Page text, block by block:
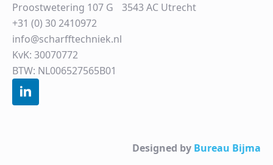
Proostwetering 107 G 3543 AC Utrecht
+31 (0) 30 2410972
info@scharfftechniek.nl
KvK: 30070772
BTW: NL006527565B01
Designed by Bureau Bijma